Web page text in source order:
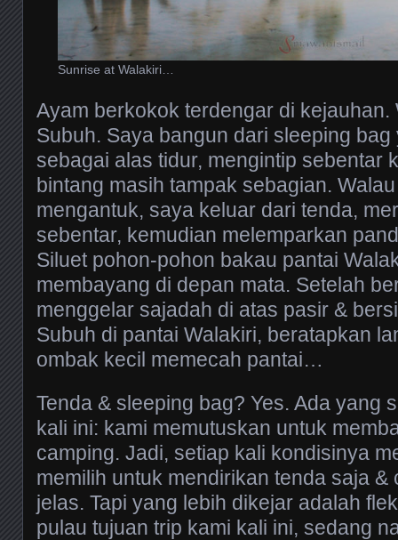
Sunrise at Walakiri…
Ayam berkokok terdengar di kejauhan.
Subuh. Saya bangun dari sleeping
sebagai alas tidur, mengintip sebentar
bintang masih tampak sebagian.
mengantuk, saya keluar dari tenda,
sebentar, kemudian melemparkan
Siluet pohon-pohon bakau pantai
membayang di depan mata. Setelah
menggelar sajadah di atas pasir &
Subuh di pantai Walakiri, beratapkan
ombak kecil memecah pantai…
Tenda & sleeping bag? Yes. Ada yang
kali ini: kami memutuskan untuk
camping. Jadi, setiap kali kondisinya
memilih untuk mendirikan tenda saja &
jelas. Tapi yang lebih dikejar adalah
pulau tujuan trip kami kali ini, sedang